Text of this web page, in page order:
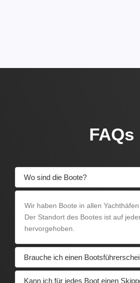
FAQs
Wo sind die Boote?
Wir haben Boote in allen
Der Standort des Bootes ist auf
hervorgehoben.
Brauche ich einen
Kann ich für jedes Boot einen